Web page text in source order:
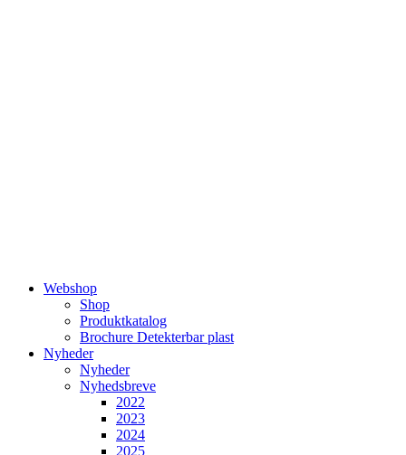
Webshop
Shop
Produktkatalog
Brochure Detekterbar plast
Nyheder
Nyheder
Nyhedsbreve
2022
2023
2024
2025